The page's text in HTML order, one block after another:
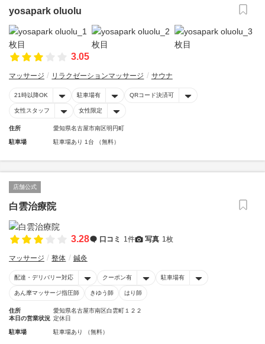
yosapark oluolu
3.05
マッサージ リラクゼーションマッサージ サウナ
21時以降OK 駐車場有 QRコード決済可
女性スタッフ 女性限定
住所 愛知県名古屋市南区明円町
駐車場 駐車場あり 1台 （無料）
店舗公式
白雲治療院
3.28 口コミ 1件 写真 1枚
マッサージ 整体 鍼灸
配達・デリバリー対応 クーポン有 駐車場有
あん摩マッサージ指圧師 きゆう師 はり師
住所
愛知県名古屋市南区白雲町１２２
本日の営業状況 定休日
駐車場 駐車場あり （無料）